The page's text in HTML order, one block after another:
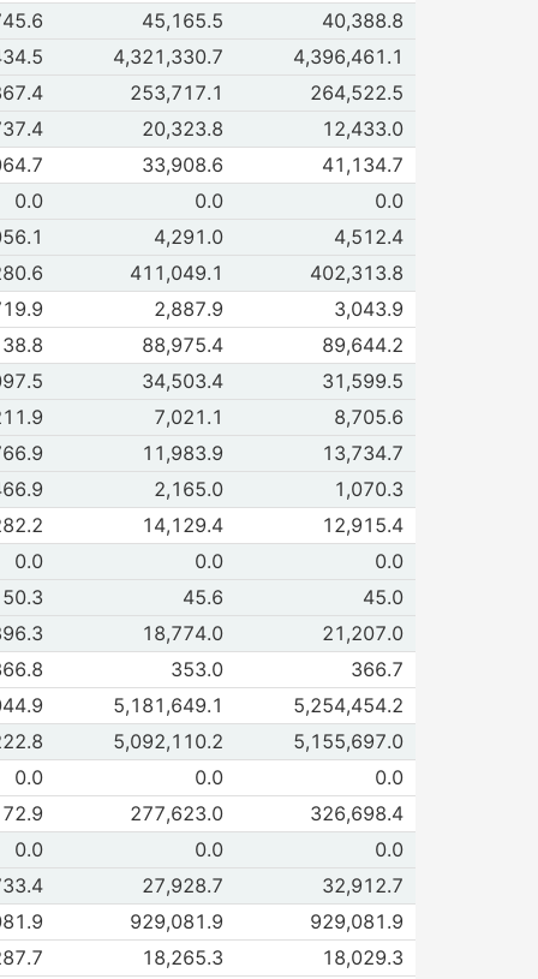
de I. Disponibilidades
45,165.5 40,388.8
II. Inversiones en valores
Dic 20174,321,330.7 4,396,461.1
de III. Cartera de crédito
Dic 2017253,717.1 264,522.5
de IV. Préstamos por oper de reporto
20,323.8 12,433.0
de V. Instrumentos financieros sintéticos
33,908.6 41,134.7
VI. Reservas técnicas de seguros
0.0 0.0 0.0
de VII. Gastos y cargos diferidos
4,291.0 4,512.4
de VIII. Otros recursos
Dic 2017411,049.1 402,313.8
de IX. Invers permanentes en acciones
2,887.9 3,043.9
Recursos m.e. ( I al IX )
88,975.4 89,644.2
de I. Disponibilidades
34,503.4 31,599.5
II. Inversiones en valores
7,021.1 8,705.6
de III. Cartera de crédito
11,983.9 13,734.7
de IV. Préstamos por operaciones de reporto
2,165.0 1,070.3
de V. Instrumentos financieros sintéticos
14,129.4 12,915.4
VI. Reservas técnicas de seguros
0.0 0.0 0.0
de VII. Gastos y cargos diferidos
50.3 45.6 45.0
de VIII. Otros recursos
18,774.0 21,207.0
de IX. Inversiones permanentes en acciones
353.0 366.7
de Recursos totales (mn+me)
Dic 20175,181,649.1 5,254,454.2
Obligaciones m.n. ( I al IX )
Dic 20175,092,110.2 5,155,697.0
I. Captación total
0.0 0.0 0.0
de II. Depósitos, préstamos y reportos
Dic 2017277,623.0 326,698.4
de III. Préstamos por cartera descontada
0.0 0.0 0.0
de IV. Instrumentos financieros sintéticos
27,928.7 32,912.7
de V. Reservas técnicas de seguros
Dic 2017929,081.9 929,081.9
de VI. Reservas previsión riesgos crédito y otras
18,265.3 18,029.3